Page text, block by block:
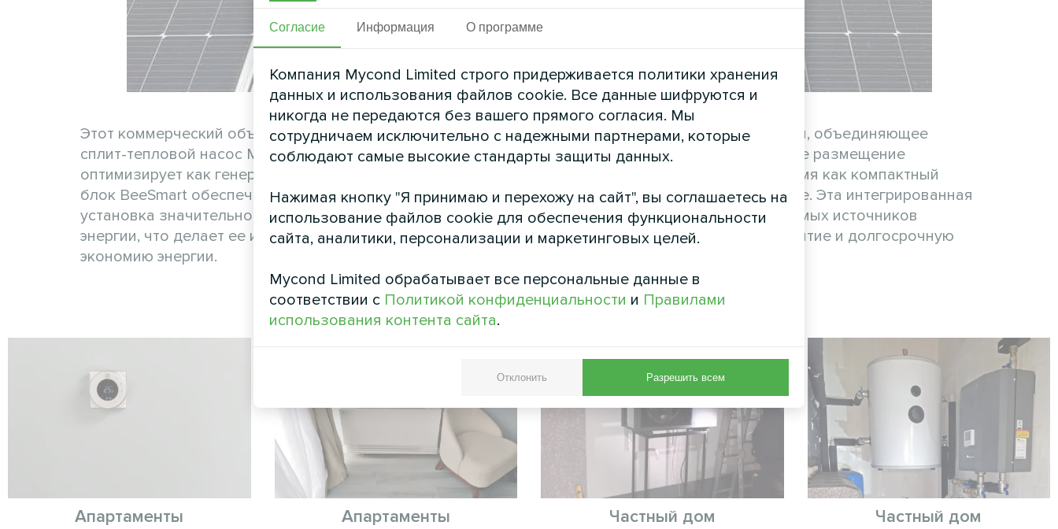
Этот коммерческий объект демонстрирует инновационное решение в области зеленой энергетики, объединяющее
сплит-тепловой насос Mycond BeeSmart с солнечными панелями на крыше здания. Стратегическое размещение
оптимизирует как генерацию солнечной энергии, так и эффективность теплового насоса, в то время как компактный
блок BeeSmart обеспечивает мощный климат-контроль, не занимая ценное пространство на земле. Эта интегрированная
установка значительно снижает эксплуатационные расходы за счет использования возобновляемых источников
энергии, что делает ее идеальным решением для бизнеса, ориентированного на устойчивое развитие и долгосрочную
экономию энергии.
См. также
Апартаменты Апартаменты Частный дом Частный дом
Согласие Информация О программе
Компания Mycond Limited строго придерживается политики хранения
данных и использования файлов cookie. Все данные шифруются и
никогда не передаются без вашего прямого согласия. Мы
сотрудничаем исключительно с надежными партнерами, которые
соблюдают самые высокие стандарты защиты данных.
Нажимая кнопку "Я принимаю и перехожу на сайт", вы соглашаетесь на
использование файлов cookie для обеспечения функциональности
сайта, аналитики, персонализации и маркетинговых целей.
Mycond Limited обрабатывает все персональные данные в
соответствии с Политикой конфиденциальности и Правилами
использования контента сайта.
Отклонить Разрешить всем